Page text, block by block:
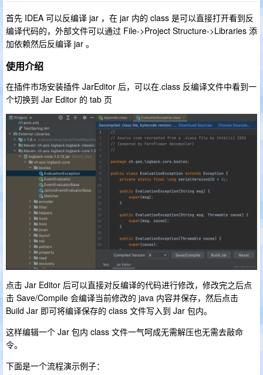
首先 IDEA 可以反编译 jar ，在 jar 内的 class 是可以直接打开看到反
编译代码的，外部文件可以通过 File->Project Structure->Libraries 添
加依赖然后反编译 jar 。
使用介绍
在插件市场安装插件 JarEditor 后，可以在.class 反编译文件中看到一
个切换到 Jar Editor 的 tab 页
点击 Jar Editor 后可以直接对反编译的代码进行修改，修改完之后点
击 Save/Compile 会编译当前修改的 java 内容并保存，然后点击
Build Jar 即可将编译保存的 class 文件写入到 Jar 包内。
这样编辑一个 Jar 包内 class 文件一气呵成无需解压也无需去敲命
令。
下面是一个流程演示例子：